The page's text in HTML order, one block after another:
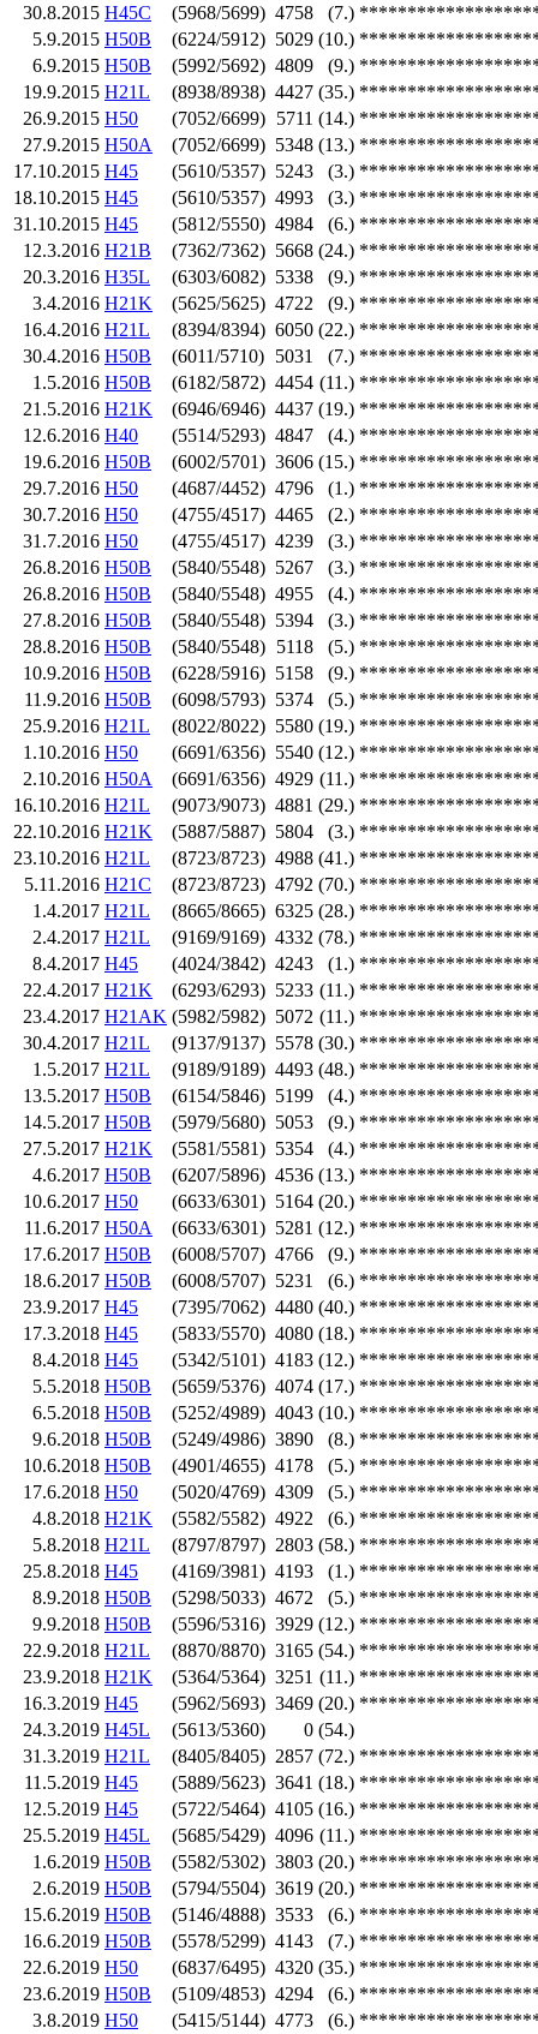
30.8.2015 H45C (5968/5699) 4758 (7.)
5.9.2015 H50B (6224/5912) 5029 (10.)
6.9.2015 H50B (5992/5692) 4809 (9.)
19.9.2015 H21L (8938/8938) 4427 (35.)
26.9.2015 H50 (7052/6699) 5711 (14.)
27.9.2015 H50A (7052/6699) 5348 (13.)
17.10.2015 H45 (5610/5357) 5243 (3.)
18.10.2015 H45 (5610/5357) 4993 (3.)
31.10.2015 H45 (5812/5550) 4984 (6.)
12.3.2016 H21B (7362/7362) 5668 (24.)
20.3.2016 H35L (6303/6082) 5338 (9.)
3.4.2016 H21K (5625/5625) 4722 (9.)
16.4.2016 H21L (8394/8394) 6050 (22.)
30.4.2016 H50B (6011/5710) 5031 (7.)
1.5.2016 H50B (6182/5872) 4454 (11.)
21.5.2016 H21K (6946/6946) 4437 (19.)
12.6.2016 H40 (5514/5293) 4847 (4.)
19.6.2016 H50B (6002/5701) 3606 (15.)
29.7.2016 H50 (4687/4452) 4796 (1.)
30.7.2016 H50 (4755/4517) 4465 (2.)
31.7.2016 H50 (4755/4517) 4239 (3.)
26.8.2016 H50B (5840/5548) 5267 (3.)
26.8.2016 H50B (5840/5548) 4955 (4.)
27.8.2016 H50B (5840/5548) 5394 (3.)
28.8.2016 H50B (5840/5548) 5118 (5.)
10.9.2016 H50B (6228/5916) 5158 (9.)
11.9.2016 H50B (6098/5793) 5374 (5.)
25.9.2016 H21L (8022/8022) 5580 (19.)
1.10.2016 H50 (6691/6356) 5540 (12.)
2.10.2016 H50A (6691/6356) 4929 (11.)
16.10.2016 H21L (9073/9073) 4881 (29.)
22.10.2016 H21K (5887/5887) 5804 (3.)
23.10.2016 H21L (8723/8723) 4988 (41.)
5.11.2016 H21C (8723/8723) 4792 (70.)
1.4.2017 H21L (8665/8665) 6325 (28.)
2.4.2017 H21L (9169/9169) 4332 (78.)
8.4.2017 H45 (4024/3842) 4243 (1.)
22.4.2017 H21K (6293/6293) 5233 (11.)
23.4.2017 H21AK (5982/5982) 5072 (11.)
30.4.2017 H21L (9137/9137) 5578 (30.)
1.5.2017 H21L (9189/9189) 4493 (48.)
13.5.2017 H50B (6154/5846) 5199 (4.)
14.5.2017 H50B (5979/5680) 5053 (9.)
27.5.2017 H21K (5581/5581) 5354 (4.)
4.6.2017 H50B (6207/5896) 4536 (13.)
10.6.2017 H50 (6633/6301) 5164 (20.)
11.6.2017 H50A (6633/6301) 5281 (12.)
17.6.2017 H50B (6008/5707) 4766 (9.)
18.6.2017 H50B (6008/5707) 5231 (6.)
23.9.2017 H45 (7395/7062) 4480 (40.)
17.3.2018 H45 (5833/5570) 4080 (18.)
8.4.2018 H45 (5342/5101) 4183 (12.)
5.5.2018 H50B (5659/5376) 4074 (17.)
6.5.2018 H50B (5252/4989) 4043 (10.)
9.6.2018 H50B (5249/4986) 3890 (8.)
10.6.2018 H50B (4901/4655) 4178 (5.)
17.6.2018 H50 (5020/4769) 4309 (5.)
4.8.2018 H21K (5582/5582) 4922 (6.)
5.8.2018 H21L (8797/8797) 2803 (58.)
25.8.2018 H45 (4169/3981) 4193 (1.)
8.9.2018 H50B (5298/5033) 4672 (5.)
9.9.2018 H50B (5596/5316) 3929 (12.)
22.9.2018 H21L (8870/8870) 3165 (54.)
23.9.2018 H21K (5364/5364) 3251 (11.)
16.3.2019 H45 (5962/5693) 3469 (20.)
24.3.2019 H45L (5613/5360) 0 (54.)
31.3.2019 H21L (8405/8405) 2857 (72.)
11.5.2019 H45 (5889/5623) 3641 (18.)
12.5.2019 H45 (5722/5464) 4105 (16.)
25.5.2019 H45L (5685/5429) 4096 (11.)
1.6.2019 H50B (5582/5302) 3803 (20.)
2.6.2019 H50B (5794/5504) 3619 (20.)
15.6.2019 H50B (5146/4888) 3533 (6.)
16.6.2019 H50B (5578/5299) 4143 (7.)
22.6.2019 H50 (6837/6495) 4320 (35.)
23.6.2019 H50B (5109/4853) 4294 (6.)
3.8.2019 H50 (5415/5144) 4773 (6.)